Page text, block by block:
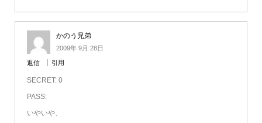
かのう兄弟
2009年 9月 28日
返信 引用
SECRET: 0
PASS:
いやいや、